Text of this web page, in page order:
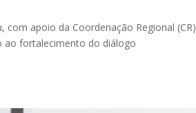
com apoio da Coordenação Regional (CR)
ao fortalecimento do diálogo